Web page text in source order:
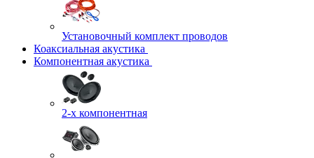
Установочный комплект проводов
Коаксиальная акустика
Компонентная акустика
2-х компонентная